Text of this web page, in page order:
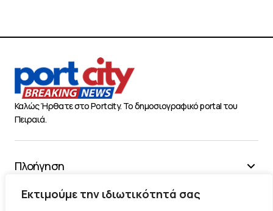
Εκτιμούμε την ιδιωτικότητά σας
Καλώς Ήρθατε στο Portcity. Το δημοσιογραφικό portal του
Πειραιά.
Πλοήγηση
Χρήσιμα